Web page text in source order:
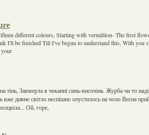
different colours, Starting with vermillion- The first
I'll be finished Till I've begun to understand this, With you
тінь, Завмерла в чеканні синь-височінь. Журба чи то
вже дивне світло неспішно опустилось на чоло Весна
Ой, горе,